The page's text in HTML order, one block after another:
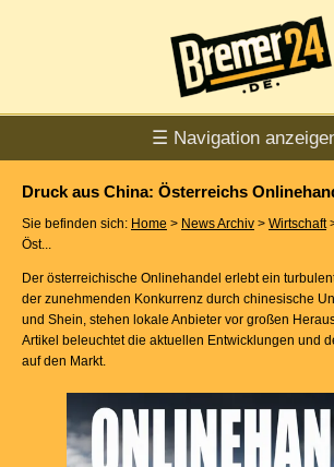
☰ Navigation
Druck aus China: Österreichs
Sie befinden sich: Home > News Archiv > Wirtschaft
Öst...
Der österreichische Onlinehandel erlebt ein
der zunehmenden Konkurrenz durch chinesische
und Shein, stehen lokale Anbieter vor großen
Artikel beleuchtet die aktuellen Entwicklungen und
auf den Markt.